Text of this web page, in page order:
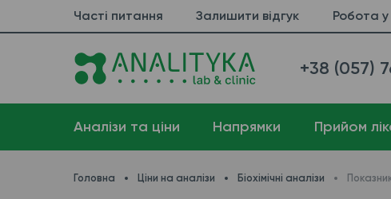
Часті питання Залишити відгук Робота
+38 (057)
Аналізи та ціни Напрямки Прийом
Головна Ціни на аналізи Біохімічні аналізи